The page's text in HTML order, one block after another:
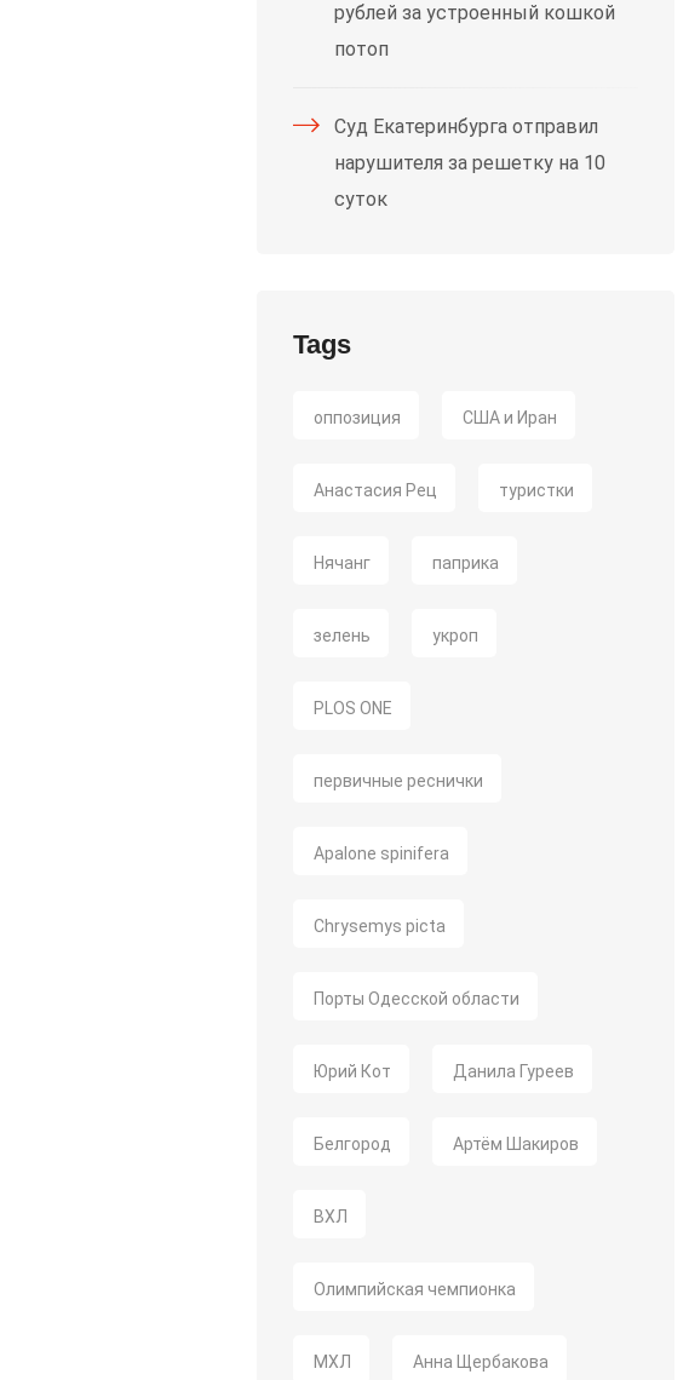
рублей за устроенный кошкой
потоп
Суд Екатеринбурга отправил
нарушителя за решетку на 10
суток
Tags
оппозиция США и Иран
Анастасия Рец туристки
Нячанг паприка
зелень укроп
PLOS ONE
первичные реснички
Apalone spinifera
Chrysemys picta
Порты Одесской области
Юрий Кот Данила Гуреев
Белгород Артём Шакиров
ВХЛ
Олимпийская чемпионка
МХЛ Анна Щербакова